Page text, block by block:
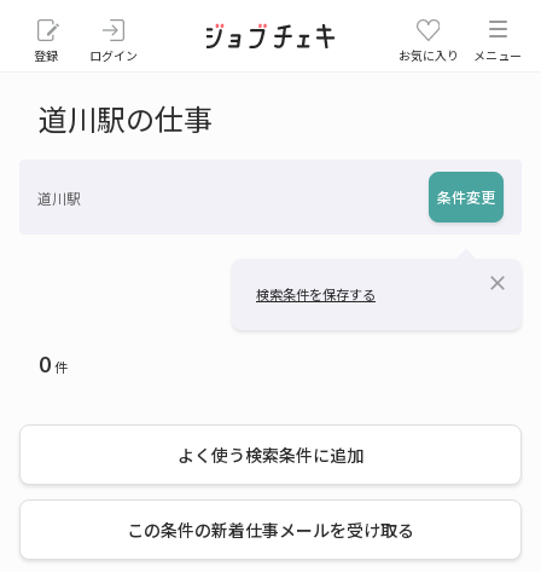
登録 ログイン お気に入り メニュー
道川駅の仕事
道川駅 条件変更
検索条件を保存する close
0件
よく使う検索条件に追加
この条件の新着仕事メールを受け取る